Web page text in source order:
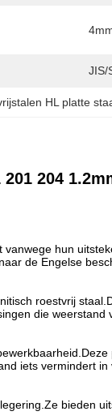
JIS/
HL platte
204
hun
de Engelse
roestvrij
die weerstand
iets vermindert
bieden